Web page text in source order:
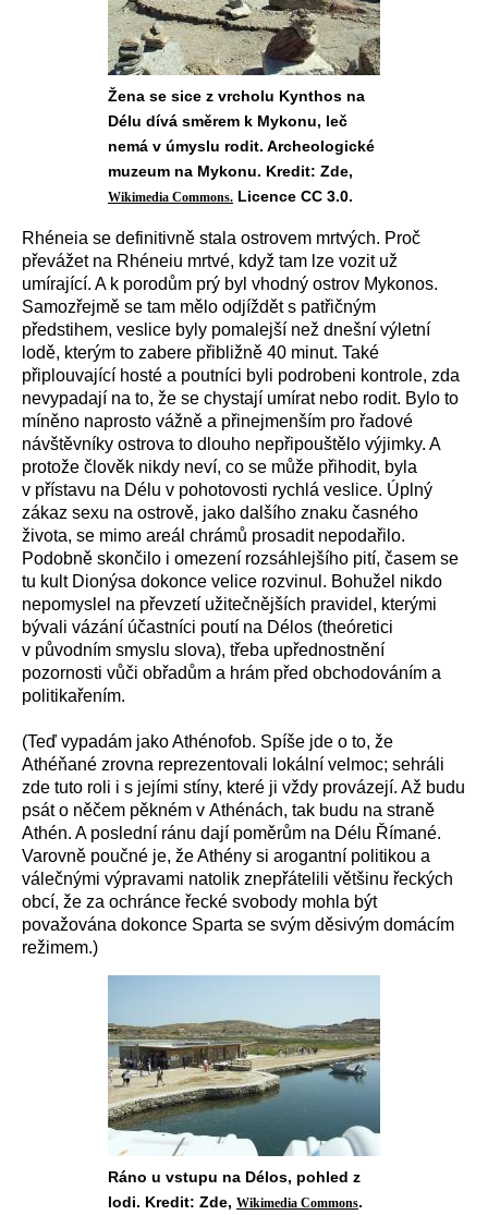
Žena se sice z vrcholu Kynthos na
Délu dívá směrem k Mykonu, leč
nemá v úmyslu rodit. Archeologické
muzeum na Mykonu. Kredit: Zde,
Wikimedia Commons. Licence CC 3.0.
Rhéneia se definitivně stala ostrovem mrtvých. Proč
převážet na Rhéneiu mrtvé, když tam lze vozit už
umírající. A k porodům prý byl vhodný ostrov Mykonos.
Samozřejmě se tam mělo odjíždět s patřičným
předstihem, veslice byly pomalejší než dnešní výletní
lodě, kterým to zabere přibližně 40 minut. Také
připlouvající hosté a poutníci byli podrobeni kontrole, zda
nevypadají na to, že se chystají umírat nebo rodit. Bylo to
míněno naprosto vážně a přinejmenším pro řadové
návštěvníky ostrova to dlouho nepřipouštělo výjimky. A
protože člověk nikdy neví, co se může přihodit, byla
v přístavu na Délu v pohotovosti rychlá veslice. Úplný
zákaz sexu na ostrově, jako dalšího znaku časného
života, se mimo areál chrámů prosadit nepodařilo.
Podobně skončilo i omezení rozsáhlejšího pití, časem se
tu kult Dionýsa dokonce velice rozvinul. Bohužel nikdo
nepomyslel na převzetí užitečnějších pravidel, kterými
bývali vázání účastníci poutí na Délos (theóretici
v původním smyslu slova), třeba upřednostnění
pozornosti vůči obřadům a hrám před obchodováním a
politikařením.
(Teď vypadám jako Athénofob. Spíše jde o to, že
Athéňané zrovna reprezentovali lokální velmoc; sehráli
zde tuto roli i s jejími stíny, které ji vždy provázejí. Až budu
psát o něčem pěkném v Athénách, tak budu na straně
Athén. A poslední ránu dají poměrům na Délu Římané.
Varovně poučné je, že Athény si arogantní politikou a
válečnými výpravami natolik znepřátelili většinu řeckých
obcí, že za ochránce řecké svobody mohla být
považována dokonce Sparta se svým děsivým domácím
režimem.)
Ráno u vstupu na Délos, pohled z
lodi. Kredit: Zde, Wikimedia Commons.